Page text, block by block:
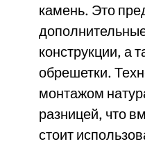
камень. Это
конструкции, а
обрешетки.
монтажом
разницей, что
стоит